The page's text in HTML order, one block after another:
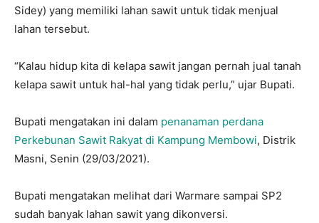
Sidey) yang memiliki lahan sawit untuk tidak menjual
lahan tersebut.
“Kalau hidup kita di kelapa sawit jangan pernah jual tanah
kelapa sawit untuk hal-hal yang tidak perlu,” ujar Bupati.
Bupati mengatakan ini dalam penanaman perdana
Perkebunan Sawit Rakyat di Kampung Membowi, Distrik
Masni, Senin (29/03/2021).
Bupati mengatakan melihat dari Warmare sampai SP2
sudah banyak lahan sawit yang dikonversi.